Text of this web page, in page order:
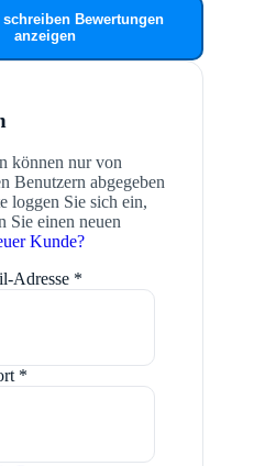
schreiben Bewertungen
anzeigen
können nur von
Benutzern abgegeben
loggen Sie sich ein,
Sie einen neuen
Kunde?
Adresse *
*